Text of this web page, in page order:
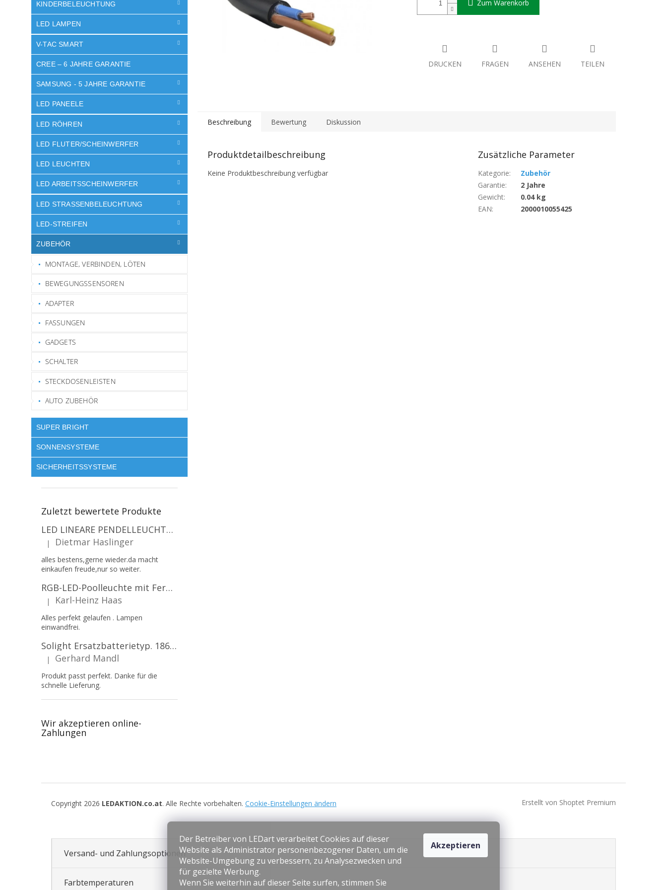
Der Betreiber von LEDart verarbeitet Cookies auf dieser
Website als Administrator personenbezogener Daten, um die
Website-Umgebung zu verbessern, zu Analysezwecken und
für gezielte Werbung.
Wenn Sie weiterhin auf dieser Seite surfen, stimmen Sie
Akzeptieren
KINDERBELEUCHTUNG
LED LAMPEN
V-TAC SMART
CREE – 6 JAHRE GARANTIE
SAMSUNG - 5 JAHRE GARANTIE
LED PANEELE
LED RÖHREN
LED FLUTER/SCHEINWERFER
LED LEUCHTEN
LED ARBEITSSCHEINWERFER
LED STRASSENBELEUCHTUNG
LED-STREIFEN
ZUBEHÖR
MONTAGE, VERBINDEN, LÖTEN
BEWEGUNGSSENSOREN
ADAPTER
FASSUNGEN
GADGETS
SCHALTER
STECKDOSENLEISTEN
AUTO ZUBEHÖR
SUPER BRIGHT
SONNENSYSTEME
SICHERHEITSSYSTEME
Zuletzt bewertete Produkte
LED LINEARE PENDELLEUCHTE EXECULINE 120CM, 30W, 3750LM, 96°, 4000K, IP20, WEISS [207806]
Die Produktbewertung beträgt 5 von 5 Sternen.
| Dietmar Haslinger
alles bestens,gerne wieder.da macht
einkaufen freude,nur so weiter.
RGB-LED-Poolleuchte mit Fernbedienung, 12W, 1260lm, PAR56, 12V, 1+1 gratis!
Die Produktbewertung beträgt 5 von 5 Sternen.
| Karl-Heinz Haas
Alles perfekt gelaufen . Lampen
einwandfrei.
Solight Ersatzbatterietyp. 18650, 3,7 V, Li-Ion, 2200 mAh [WN900]
Die Produktbewertung beträgt 5 von 5 Sternen.
| Gerhard Mandl
Produkt passt perfekt. Danke für die
schnelle Lieferung.
Wir akzeptieren online-
Zahlungen
Zum Warenkorb
DRUCKEN FRAGEN ANSEHEN TEILEN
Beschreibung Bewertung Diskussion
Produktdetailbeschreibung
Keine Produktbeschreibung verfügbar
Zusätzliche Parameter
Kategorie:
Zubehör
Garantie:
2 Jahre
Gewicht:
0.04 kg
EAN: 2000010055425
Erstellt von Shoptet Premium
Copyright 2026 LEDAKTION.co.at. Alle Rechte vorbehalten. Cookie-Einstellungen ändern
Versand- und Zahlungsoptionen
Farbtemperaturen